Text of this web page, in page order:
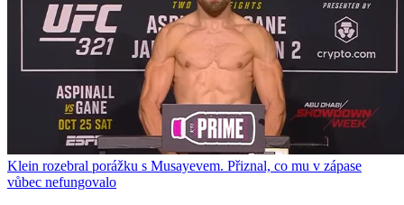
Klein rozebral porážku s Musayevem. Přiznal, co mu v zápase
vůbec nefungovalo